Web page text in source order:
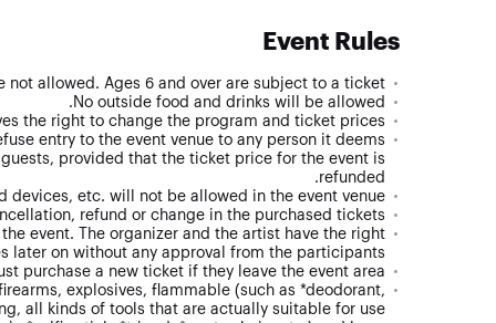
Event Rules
not allowed. Ages 6 and over are subject to a ticket.
No outside food and drinks will be allowed.
the right to change the program and ticket prices.
entry to the event venue to any person it deems
provided that the ticket price for the event is
refunded.
devices, etc. will not be allowed in the event venue.
refund or change in the purchased tickets.
event. The organizer and the artist have the right
later on without any approval from the participants.
purchase a new ticket if they leave the event area.
explosives, flammable (such as *deodorant,
all kinds of tools that are actually suitable for use